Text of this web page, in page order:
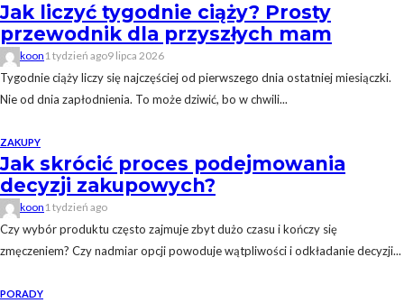
Jak liczyć tygodnie ciąży? Prosty
przewodnik dla przyszłych mam
koon 1 tydzień ago9 lipca 2026
Tygodnie ciąży liczy się najczęściej od pierwszego dnia ostatniej miesiączki.
Nie od dnia zapłodnienia. To może dziwić, bo w chwili...
ZAKUPY
Jak skrócić proces podejmowania
decyzji zakupowych?
koon 1 tydzień ago
Czy wybór produktu często zajmuje zbyt dużo czasu i kończy się
zmęczeniem? Czy nadmiar opcji powoduje wątpliwości i odkładanie decyzji...
PORADY